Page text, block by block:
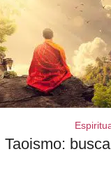
Taoismo: